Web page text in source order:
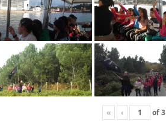
« ‹ of3